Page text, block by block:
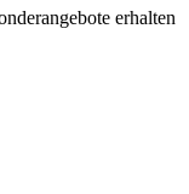
erhalten